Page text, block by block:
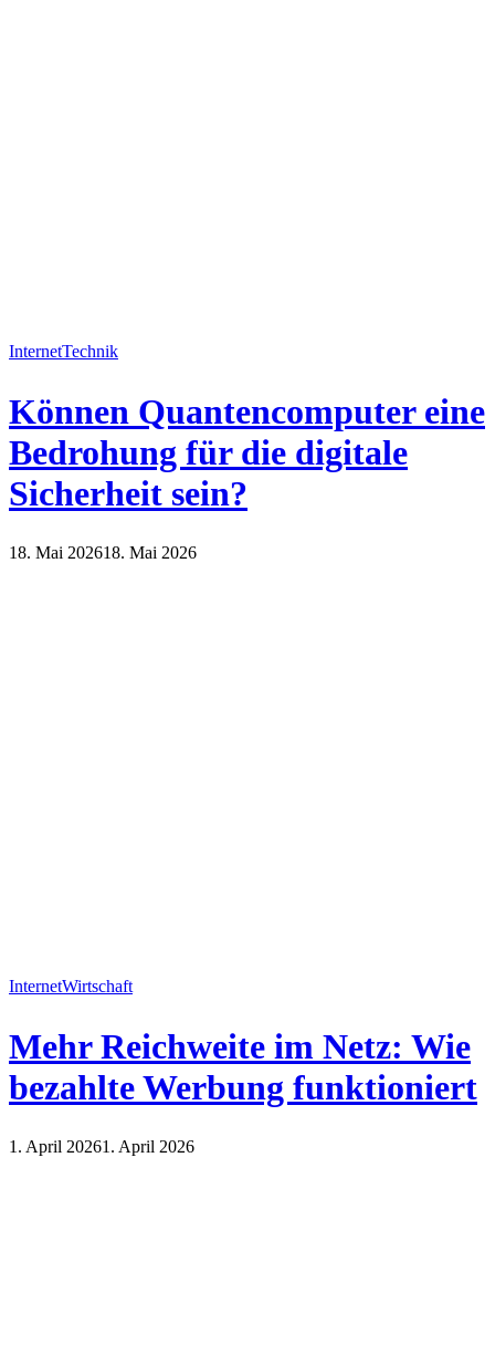
InternetTechnik
Können Quantencomputer eine
Bedrohung für die digitale
Sicherheit sein?
18. Mai 202618. Mai 2026
InternetWirtschaft
Mehr Reichweite im Netz: Wie
bezahlte Werbung funktioniert
1. April 20261. April 2026